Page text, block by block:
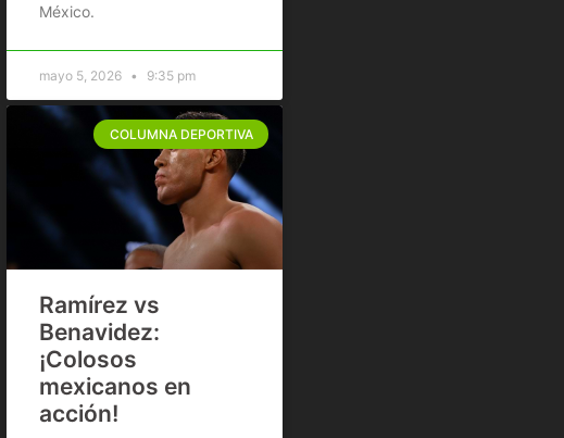
México.
mayo 5, 2026 9:35 pm
COLUMNA DEPORTIVA
Ramírez vs
Benavidez:
¡Colosos
mexicanos en
acción!